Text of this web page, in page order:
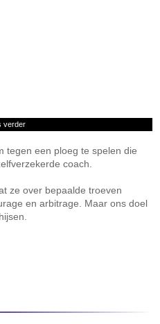
verder
tegen een ploeg te spelen die
coach.
ze over bepaalde troeven
en arbitrage. Maar ons doel